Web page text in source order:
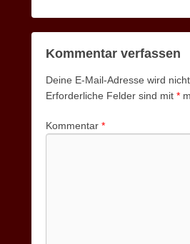
Kommentar verfassen
Deine E-Mail-Adresse wird
Erforderliche Felder sind mit *
Kommentar *